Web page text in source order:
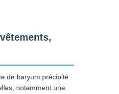
de baryum précipité
notamment une